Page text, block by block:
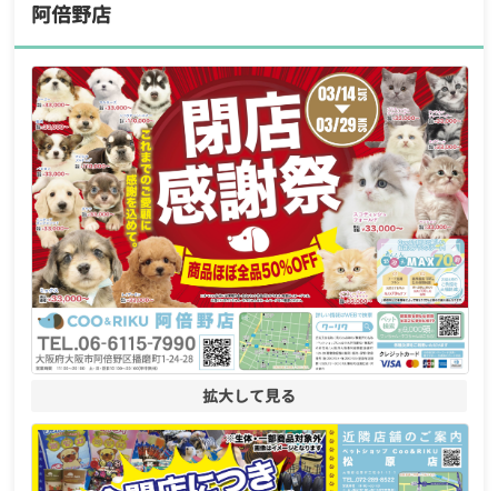
阿倍野店
拡大して見る